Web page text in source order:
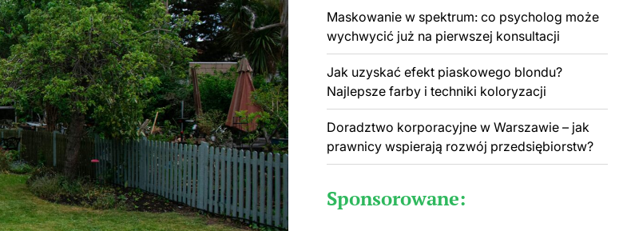
Maskowanie w spektrum: co psycholog może
wychwycić już na pierwszej konsultacji
Jak uzyskać efekt piaskowego blondu?
Najlepsze farby i techniki koloryzacji
Doradztwo korporacyjne w Warszawie – jak
prawnicy wspierają rozwój przedsiębiorstw?
Sponsorowane: